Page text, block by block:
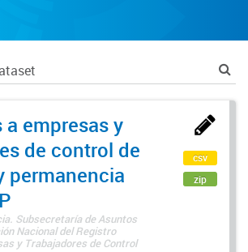
a empresas y
de control de
permanencia
Subsecretaría de Asuntos
Nacional del Registro
y Trabajadores de Control
csv
zip